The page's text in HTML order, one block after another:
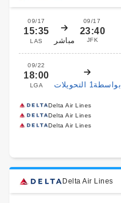
09/17
15:35
LAS مباشر
09/17
23:40
JFK
09/22
18:00
LGA بواسطة1 التحويلات
Delta Air Lines
Delta Air Lines
Delta Air Lines
Delta Air Lines